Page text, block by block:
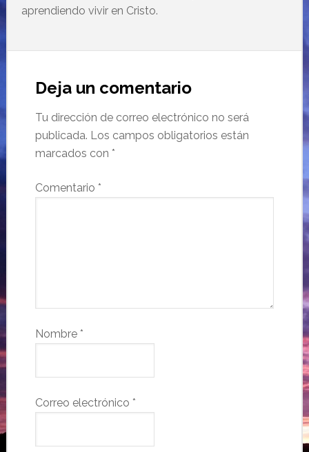
aprendiendo vivir en Cristo.
Deja un comentario
Tu dirección de correo electrónico no será
publicada. Los campos obligatorios están
marcados con *
Comentario *
Nombre *
Correo electrónico *